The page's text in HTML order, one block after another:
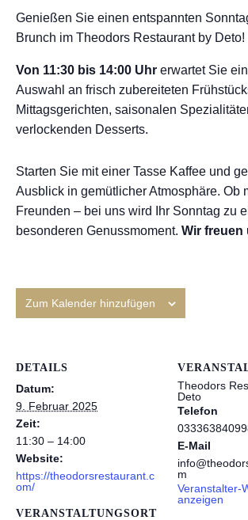
Genießen Sie einen entspannten
Brunch im Theodors Restaurant by Deto!
Von 11:30 bis 14:00 Uhr erwartet Sie
Auswahl an frisch zubereiteten
Mittagsgerichten, saisonalen
verlockenden Desserts.
Starten Sie mit einer Tasse Kaffee und
Ausblick in gemütlicher Atmosphäre. Ob
Freunden – bei uns wird Ihr Sonntag zu
besonderen Genussmoment. Wir freuen
Zum Kalender hinzufügen
DETAILS
Datum:
9. Februar 2025
Zeit:
11:30 – 14:00
Website:
https://theodorsrestaurant.c
om/
VERANSTALTUNGSORT
Theodors
Deto
Telefon
E-Mail
m
Veranstalter-
anzeigen